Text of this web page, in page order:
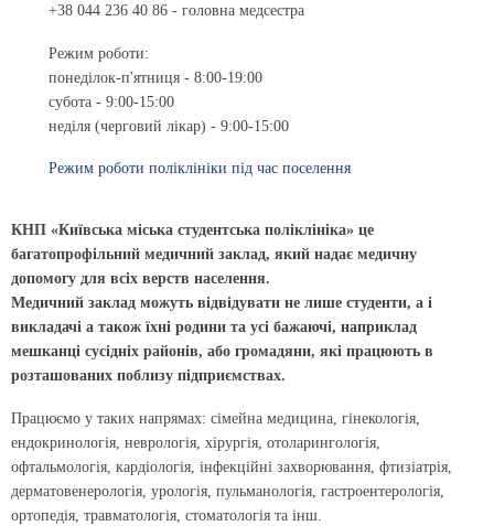
+38 044 236 40 86 - головна медсестра
Режим роботи:
понеділок-п'ятниця - 8:00-19:00
субота - 9:00-15:00
неділя (черговий лікар) - 9:00-15:00
Режим роботи поліклініки під час поселення
КНП «Київська міська студентська поліклініка» це
багатопрофільний медичний заклад, який надає медичну
допомогу для всіх верств населення.
Медичний заклад можуть відвідувати не лише студенти, а і
викладачі а також їхні родини та усі бажаючі, наприклад
мешканці сусідніх районів, або громадяни, які працюють в
розташованих поблизу підприємствах.
Працюємо у таких напрямах: сімейна медицина, гінекологія,
ендокринологія, неврологія, хірургія, отоларингологія,
офтальмологія, кардіологія, інфекційні захворювання, фтизіатрія,
дерматовенерологія, урологія, пульманологія, гастроентерологія,
ортопедія, травматологія, стоматологія та інш.